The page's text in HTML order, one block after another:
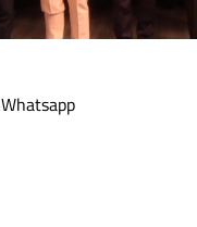
Whatsapp